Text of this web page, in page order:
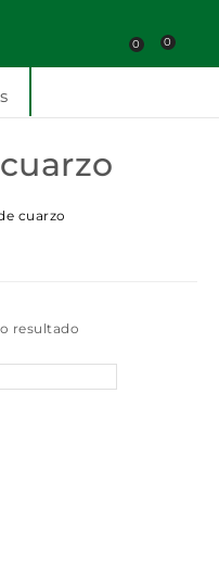
0 0
cuarzo
resultado